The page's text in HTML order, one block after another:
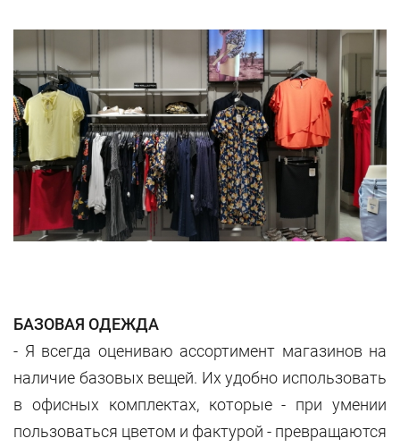
БАЗОВАЯ ОДЕЖДА
- Я всегда оцениваю ассортимент магазинов на
наличие базовых вещей. Их удобно использовать
в офисных комплектах, которые - при умении
пользоваться цветом и фактурой - превращаются